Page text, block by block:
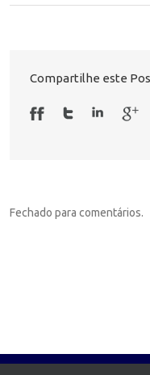
Compartilhe este
Fechado para comentários.